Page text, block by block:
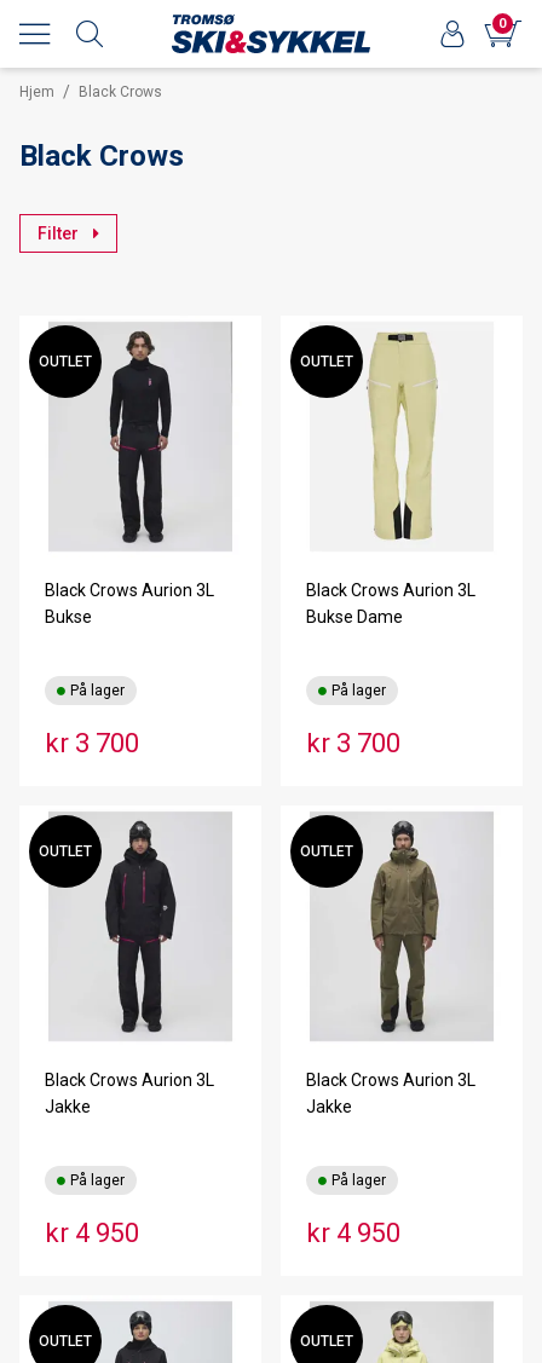
0
Hjem / Black Crows
Black Crows
Filter
OUTLET
Black Crows Aurion 3L
Bukse
kr 3 700
På lager
OUTLET
Black Crows Aurion 3L
Bukse Dame
kr 3 700
På lager
OUTLET
Black Crows Aurion 3L
Jakke
kr 4 950
På lager
OUTLET
Black Crows Aurion 3L
Jakke
kr 4 950
På lager
OUTLET OUTLET